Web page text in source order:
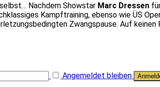
Nachdem Showstar Marc Dressen
Kampftraining, ebenso wie ÜS
Zwangspause. Auf keinen
Angemeldet bleiben